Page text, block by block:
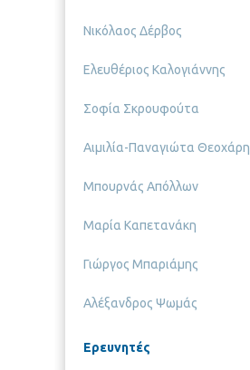
Νικόλαος Δέρβος
Ελευθέριος Καλογιάννης
Σοφία Σκρουφούτα
Αιμιλία-Παναγιώτα Θεοχάρη
Μπουρνάς Απόλλων
Μαρία Καπετανάκη
Γιώργος Μπαριάμης
Αλέξανδρος Ψωμάς
Ερευνητές